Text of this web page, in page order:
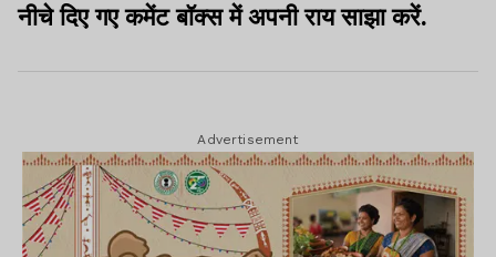
नीचे दिए गए कमेंट बॉक्स में अपनी राय साझा करें.
Advertisement